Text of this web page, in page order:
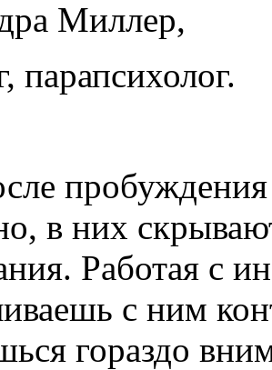
Миллер,
парапсихолог.
в них
Работая с
с ним
гораздо